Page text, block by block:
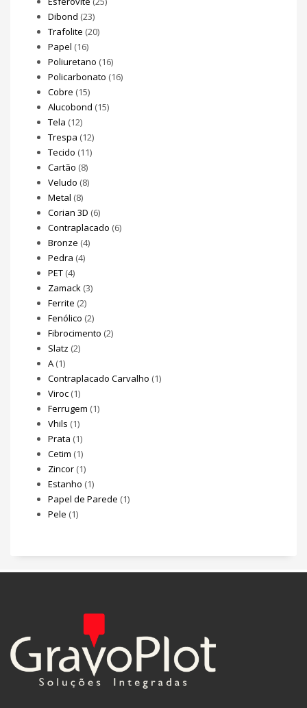
Dibond (23)
Trafolite (20)
Papel (16)
Poliuretano (16)
Policarbonato (16)
Cobre (15)
Alucobond (15)
Tela (12)
Trespa (12)
Tecido (11)
Cartão (8)
Veludo (8)
Metal (8)
Corian 3D (6)
Contraplacado (6)
Bronze (4)
Pedra (4)
PET (4)
Zamack (3)
Ferrite (2)
Fenólico (2)
Fibrocimento (2)
Slatz (2)
A (1)
Contraplacado Carvalho (1)
Viroc (1)
Ferrugem (1)
Vhils (1)
Prata (1)
Cetim (1)
Zincor (1)
Estanho (1)
Papel de Parede (1)
Pele (1)